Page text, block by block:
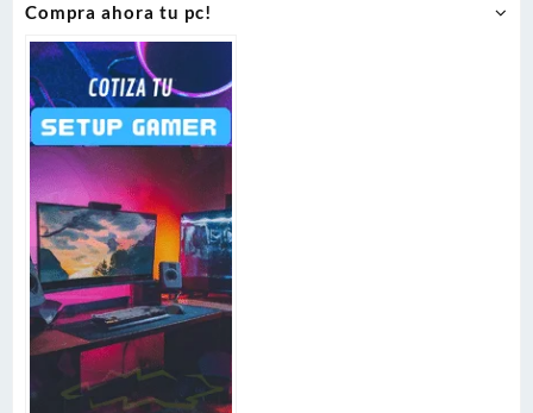
Compra ahora tu pc!